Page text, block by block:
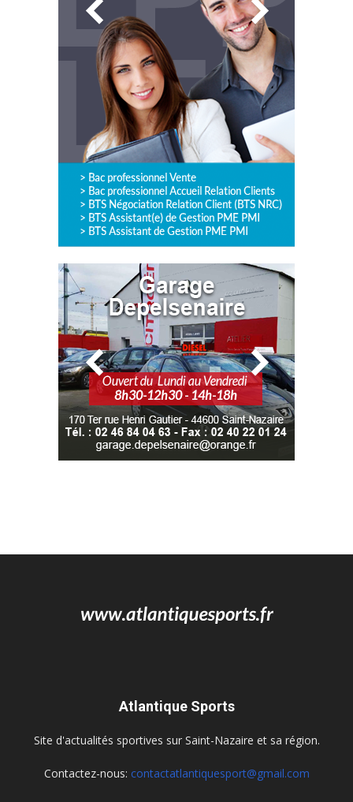
Atlantique Sports
Site d'actualités sportives sur Saint-Nazaire et sa région.
Contactez-nous: contactatlantiquesport@gmail.com